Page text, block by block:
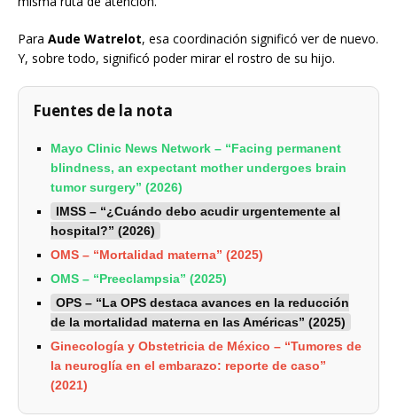
Para Aude Watrelot, esa coordinación significó ver de nuevo.
Y, sobre todo, significó poder mirar el rostro de su hijo.
Fuentes de la nota
Mayo Clinic News Network – “Facing permanent
blindness, an expectant mother undergoes brain
tumor surgery” (2026)
IMSS – “¿Cuándo debo acudir urgentemente al
hospital?” (2026)
OMS – “Mortalidad materna” (2025)
OMS – “Preeclampsia” (2025)
OPS – “La OPS destaca avances en la reducción
de la mortalidad materna en las Américas” (2025)
Ginecología y Obstetricia de México – “Tumores de
la neuroglía en el embarazo: reporte de caso”
(2021)